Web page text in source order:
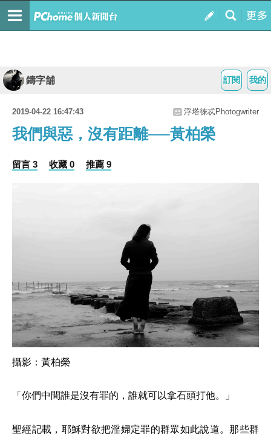
我的
訂閱
鑄字舖
2019-04-22 16:47:43 浮塔徠忒Photogwriter
我們與惡，沒有距離──黃柏榮
留言 3 收藏 0 推薦 9
攝影：黃柏榮
「你們中間誰是沒有罪的，誰就可以拿石頭打他。」
聖經記載，耶穌對欲把淫婦定罪的群眾如此說道。那些群